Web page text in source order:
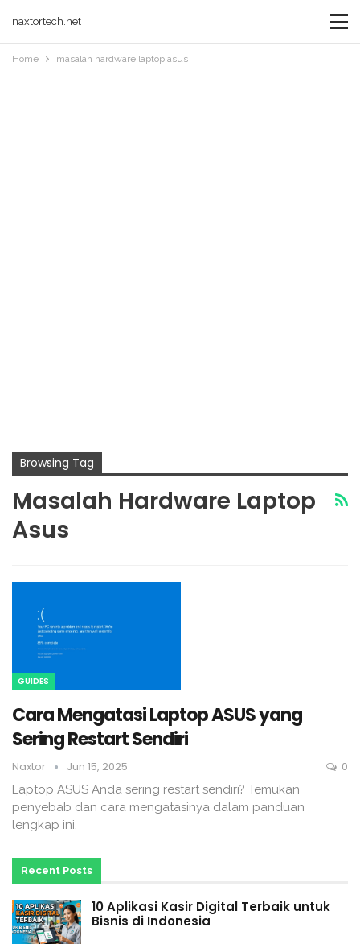
naxtortech.net
Home masalah hardware laptop asus
Browsing Tag
Masalah Hardware Laptop
Asus
GUIDES
Cara Mengatasi Laptop ASUS yang
Sering Restart Sendiri
Naxtor Jun 15, 2025 0
Laptop ASUS Anda sering restart sendiri? Temukan
penyebab dan cara mengatasinya dalam panduan
lengkap ini.
Recent Posts
10 Aplikasi Kasir Digital Terbaik untuk
Bisnis di Indonesia